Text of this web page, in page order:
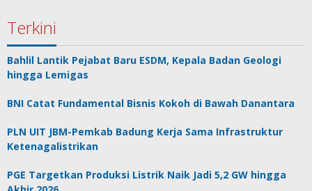
Terkini
Bahlil Lantik Pejabat Baru ESDM, Kepala Badan Geologi
hingga Lemigas
BNI Catat Fundamental Bisnis Kokoh di Bawah Danantara
PLN UIT JBM-Pemkab Badung Kerja Sama Infrastruktur
Ketenagalistrikan
PGE Targetkan Produksi Listrik Naik Jadi 5,2 GW hingga